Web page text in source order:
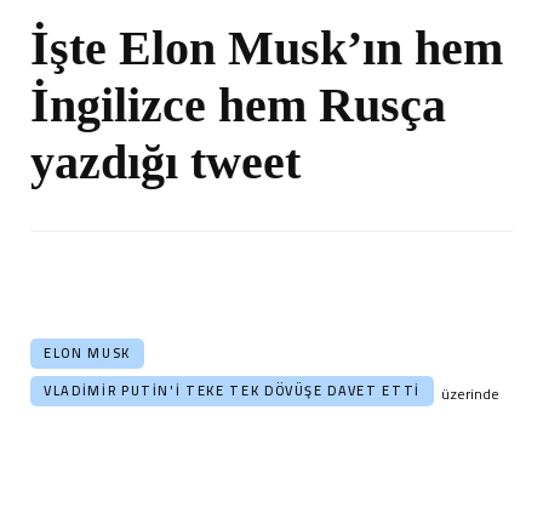
İşte Elon Musk’ın hem
İngilizce hem Rusça
yazdığı tweet
ELON MUSK
VLADIMIR PUTIN'I TEKE TEK DÖVÜŞE DAVET ETTI
üzerinde